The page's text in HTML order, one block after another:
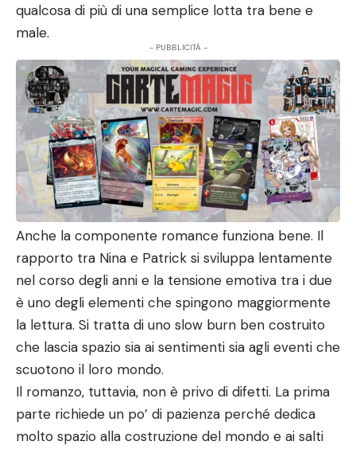
qualcosa di più di una semplice lotta tra bene e
male.
- PUBBLICITÀ -
Anche la componente romance funziona bene. Il
rapporto tra Nina e Patrick si sviluppa lentamente
nel corso degli anni e la tensione emotiva tra i due
è uno degli elementi che spingono maggiormente
la lettura. Si tratta di uno slow burn ben costruito
che lascia spazio sia ai sentimenti sia agli eventi che
scuotono il loro mondo.
Il romanzo, tuttavia, non è privo di difetti. La prima
parte richiede un po’ di pazienza perché dedica
molto spazio alla costruzione del mondo e ai salti